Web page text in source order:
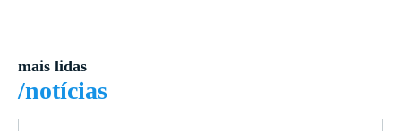
mais lidas
/notícias